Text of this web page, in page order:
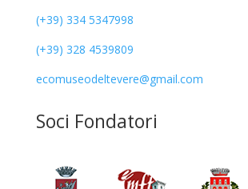
(+39) 334 5347998
(+39) 328 4539809
ecomuseodeltevere@gmail.com
Soci Fondatori